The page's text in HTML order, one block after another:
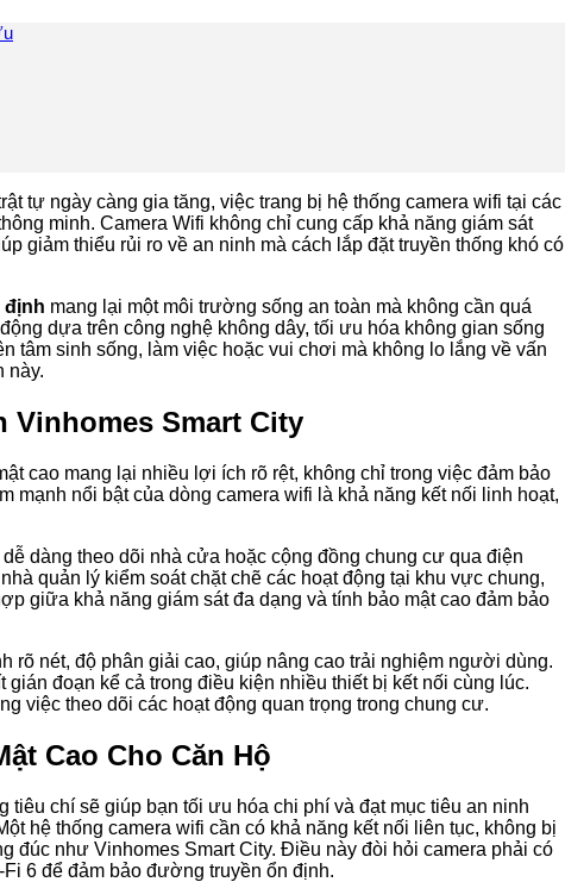
tự ngày càng gia tăng, việc trang bị hệ thống camera wifi tại các
minh. Camera Wifi không chỉ cung cấp khả năng giám sát
giảm thiểu rủi ro về an ninh mà cách lắp đặt truyền thống khó có
định mang lại một môi trường sống an toàn mà không cần quá
dựa trên công nghệ không dây, tối ưu hóa không gian sống
tâm sinh sống, làm việc hoặc vui chơi mà không lo lắng về vấn
này.
Vinhomes Smart City
cao mang lại nhiều lợi ích rõ rệt, không chỉ trong việc đảm bảo
nổi bật của dòng camera wifi là khả năng kết nối linh hoạt,
dàng theo dõi nhà cửa hoặc cộng đồng chung cư qua điện
quản lý kiểm soát chặt chẽ các hoạt động tại khu vực chung,
giữa khả năng giám sát đa dạng và tính bảo mật cao đảm bảo
nét, độ phân giải cao, giúp nâng cao trải nghiệm người dùng.
đoạn kể cả trong điều kiện nhiều thiết bị kết nối cùng lúc.
việc theo dõi các hoạt động quan trọng trong chung cư.
Cao Cho Căn Hộ
chí sẽ giúp bạn tối ưu hóa chi phí và đạt mục tiêu an ninh
hệ thống camera wifi cần có khả năng kết nối liên tục, không bị
đúc như Vinhomes Smart City. Điều này đòi hỏi camera phải có
6 để đảm bảo đường truyền ổn định.